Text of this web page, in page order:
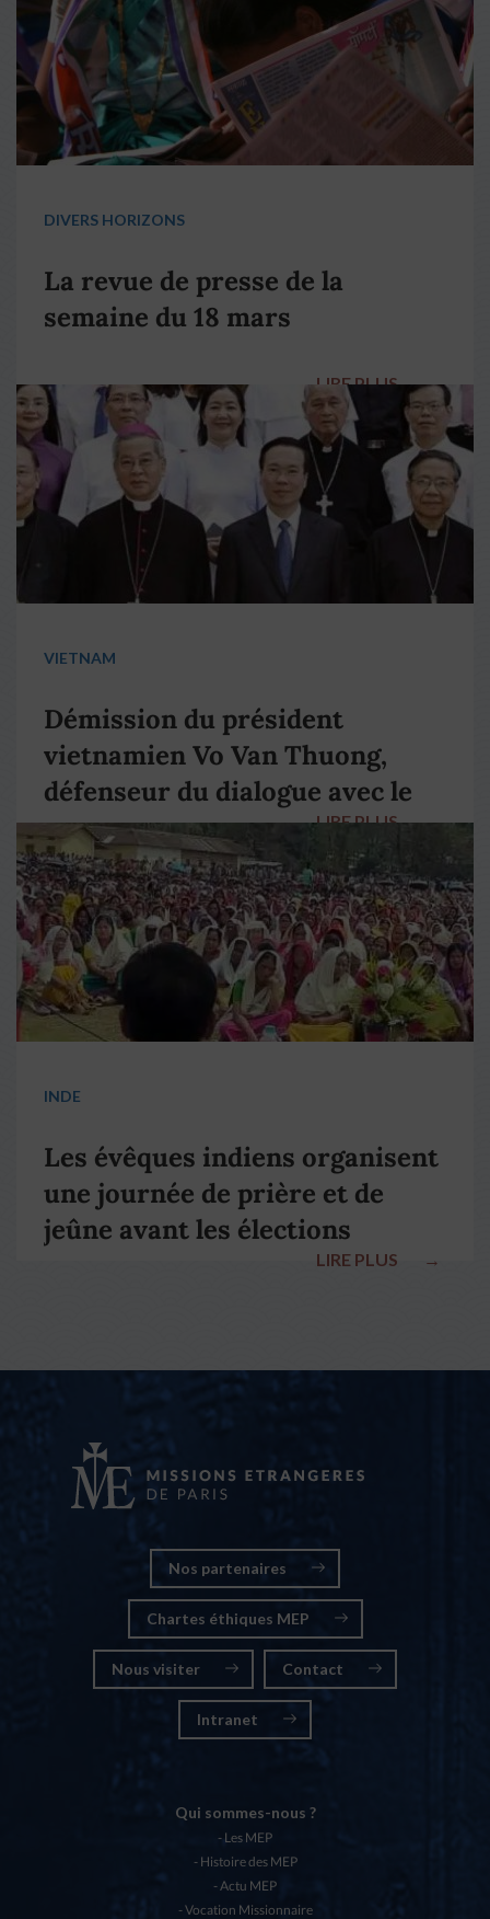
DIVERS HORIZONS
La revue de presse de la
semaine du 18 mars
LIRE PLUS →
VIETNAM
Démission du président
vietnamien Vo Van Thuong,
défenseur du dialogue avec le
pape François
LIRE PLUS →
INDE
Les évêques indiens organisent
une journée de prière et de
jeûne avant les élections
LIRE PLUS →
Nos partenaires
Chartes éthiques MEP
Nous visiter Contact
Intranet
Qui sommes-nous ?
Les MEP
Histoire des MEP
Actu MEP
Vocation Missionnaire